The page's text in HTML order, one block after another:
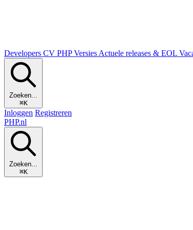
Developers CV PHP Versies Actuele releases & EOL
Zoeken...
⌘K
Inloggen Registreren
PHP.nl
Zoeken...
⌘K